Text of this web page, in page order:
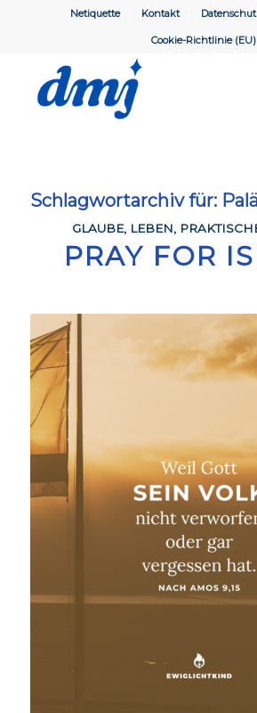
Netiquette Kontakt
Cookie-Richtlinie (EU)
Schlagwortarchiv für:
GLAUBE, LEBEN,
PRAY FOR